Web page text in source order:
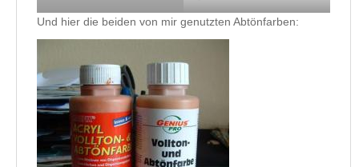
Und hier die beiden von mir genutzten Abtönfarben: